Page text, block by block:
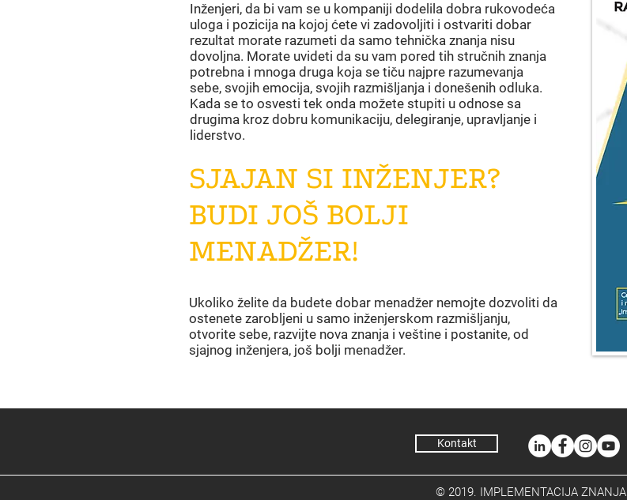
Inženjeri, da bi vam se u kompaniji dodelila dobra rukovodeća
uloga i pozicija na kojoj ćete vi zadovoljiti i ostvariti dobar
rezultat morate razumeti da samo tehnička znanja nisu
dovoljna. Morate uvideti da su vam pored tih stručnih znanja
potrebna i mnoga druga koja se tiču najpre razumevanja
sebe, svojih emocija, svojih razmišljanja i donešenih odluka.
Kada se to osvesti tek onda možete stupiti u odnose sa
drugima kroz dobru komunikaciju, delegiranje, upravljanje i
liderstvo.
SJAJAN SI INŽENJER?
BUDI JOŠ BOLJI
MENADŽER!
Ukoliko želite da budete dobar menadžer nemojte dozvoliti da
ostenete zarobljeni u samo inženjerskom razmišljanju,
otvorite sebe, razvijte nova znanja i veštine i postanite, od
sjajnog inženjera, još bolji menadžer.
Kontakt
© 2019. IMPLEMENTACIJA ZNANJA